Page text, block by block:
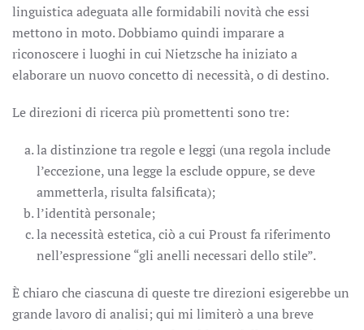
linguistica adeguata alle formidabili novità che essi
mettono in moto. Dobbiamo quindi imparare a
riconoscere i luoghi in cui Nietzsche ha iniziato a
elaborare un nuovo concetto di necessità, o di destino.
Le direzioni di ricerca più promettenti sono tre:
la distinzione tra regole e leggi (una regola include
l’eccezione, una legge la esclude oppure, se deve
ammetterla, risulta falsificata);
l’identità personale;
la necessità estetica, ciò a cui Proust fa riferimento
nell’espressione “gli anelli necessari dello stile”.
È chiaro che ciascuna di queste tre direzioni esigerebbe un
grande lavoro di analisi; qui mi limiterò a una breve